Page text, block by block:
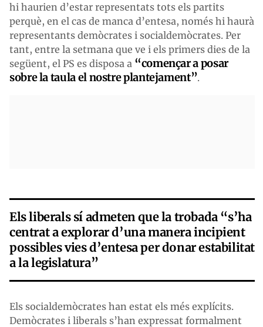
hi haurien d’estar representats tots els partits
perquè, en el cas de manca d’entesa, només hi haurà
representants demòcrates i socialdemòcrates. Per
tant, entre la setmana que ve i els primers dies de la
següent, el PS es disposa a “començar a posar
sobre la taula el nostre plantejament”.
Els liberals sí admeten que la trobada “s’ha
centrat a explorar d’una manera incipient
possibles vies d’entesa per donar estabilitat
a la legislatura”
Els socialdemòcrates han estat els més explícits.
Demòcrates i liberals s’han expressat formalment